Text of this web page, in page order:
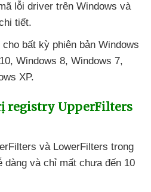
lỗi driver trên Windows và
tiết.
bất kỳ phiên bản Windows
, Windows 8, Windows 7,
XP.
registry UpperFilters
và LowerFilters trong
dàng và chỉ mất chưa đến 10